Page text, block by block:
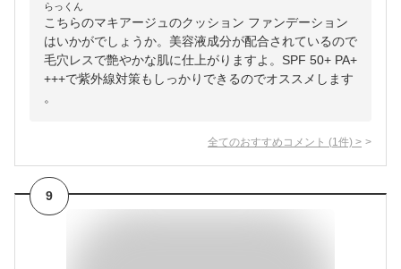
らっくん
こちらのマキアージュのクッション ファンデーション
はいかがでしょうか。美容液成分が配合されているので
毛穴レスで艶やかな肌に仕上がりますよ。SPF 50+ PA+
+++で紫外線対策もしっかりできるのでオススメします
。
全てのおすすめコメント (1 件) >
9